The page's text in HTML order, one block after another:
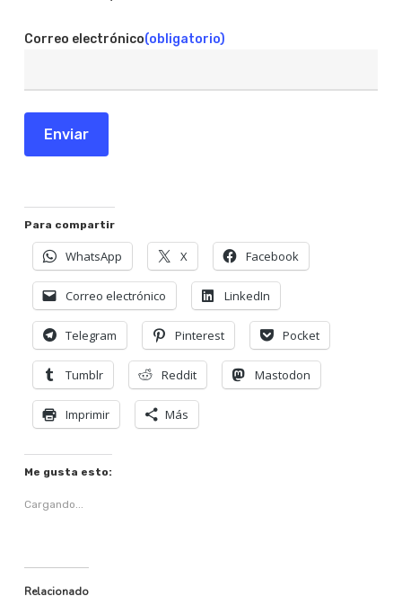
Correo electrónico(obligatorio)
Enviar
Para compartir
WhatsApp X Facebook
Correo electrónico LinkedIn
Telegram Pinterest Pocket
Tumblr Reddit Mastodon
Imprimir Más
Me gusta esto:
Cargando...
Relacionado